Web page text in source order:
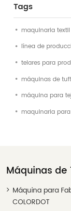
Tags
maquinaria
línea de
telares para
máquinas de
máquina para
maquinaria
Máquinas de
Máquina para
COLORDOT